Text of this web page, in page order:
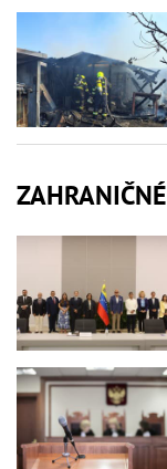
ZAHRANIČNÉ